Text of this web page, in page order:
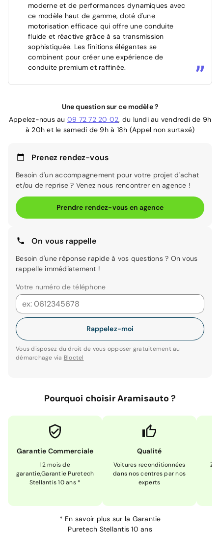
moderne et de performances dynamiques avec
ce modèle haut de gamme, doté d'une
motorisation efficace qui offre une conduite
fluide et réactive grâce à sa transmission
sophistiquée. Les finitions élégantes se
combinent pour créer une expérience de
conduite premium et raffinée.
Une question sur ce modèle ?
Appelez-nous au 09 72 72 20 02, du lundi au vendredi de 9h
à 20h et le samedi de 9h à 18h (Appel non surtaxé)
Prenez rendez-vous
Besoin d'un accompagnement pour votre projet d'achat
et/ou de reprise ? Venez nous rencontrer en agence !
Prendre rendez-vous en agence
On vous rappelle
Besoin d'une réponse rapide à vos questions ? On vous
rappelle immédiatement !
Votre numéro de téléphone
Rappelez-moi
Vous disposez du droit de vous opposer gratuitement au
démarchage via Bloctel
Pourquoi choisir Aramisauto ?
Garantie Commerciale
12 mois de
garantie,Garantie Puretech
Stellantis 10 ans *
Qualité
Voitures reconditionnées
dans nos centres par nos
experts
* En savoir plus sur la Garantie
Puretech Stellantis 10 ans